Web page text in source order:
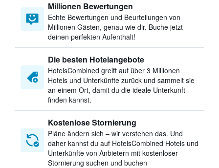
Millionen Bewertungen
Echte Bewertungen und Beurteilungen von
Millionen Gästen, genau wie dir. Buche jetzt
deinen perfekten Aufenthalt!
Die besten Hotelangebote
HotelsCombined greift auf über 3 Millionen
Hotels und Unterkünfte zurück und sammelt sie
an einem Ort, damit du die ideale Unterkunft
finden kannst.
Kostenlose Stornierung
Pläne ändern sich – wir verstehen das. Und
daher kannst du auf HotelsCombined Hotels und
Unterkünfte von Anbietern mit kostenloser
Stornierung suchen und buchen